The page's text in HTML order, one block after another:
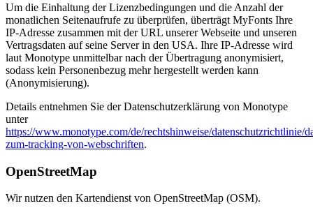
Um die Einhaltung der Lizenzbedingungen und die Anzahl der
monatlichen Seitenaufrufe zu überprüfen, überträgt MyFonts Ihre
IP-Adresse zusammen mit der URL unserer Webseite und unseren
Vertragsdaten auf seine Server in den USA. Ihre IP-Adresse wird
laut Monotype unmittelbar nach der Übertragung anonymisiert,
sodass kein Personenbezug mehr hergestellt werden kann
(Anonymisierung).
Details entnehmen Sie der Datenschutzerklärung von Monotype
unter
https://www.monotype.com/de/rechtshinweise/datenschutzrichtlinie/
zum-tracking-von-webschriften.
OpenStreetMap
Wir nutzen den Kartendienst von OpenStreetMap (OSM).